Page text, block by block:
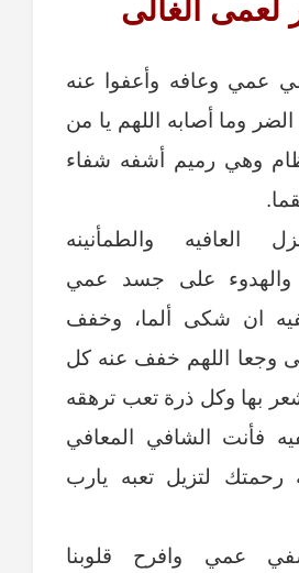
لعمى الغالى
عمي وعافه وأعفوا عنه
وما أصابه اللهم يا من
وهي رميم أشفه شفاء
العافيه والطمأنينه
والهدوء على جسد عمي
ان شكى ألما، وخفف
وجعا اللهم خفف عنه كل
بها وكل ذرة تعب ترهقه
فأنت الشافي المعافي
رحمتك لتزيل تعبه يارب
عمي وافرح قلوبنا